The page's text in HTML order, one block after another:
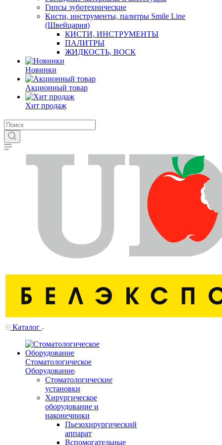
Гипсы зуботехнические
Кисти, инструменты, палитры Smile Line
(Швейцария)
КИСТИ, ИНСТРУМЕНТЫ
ПАЛИТРЫ
ЖИДКОСТЬ, ВОСК
Новинки
Акционный товар
Хит продаж
Каталог
Стоматологическое
Оборудование
Стоматологические
установки
Хирургическое
оборудование и
наконечники
Пьезохирургический
аппарат
Вспомогательные